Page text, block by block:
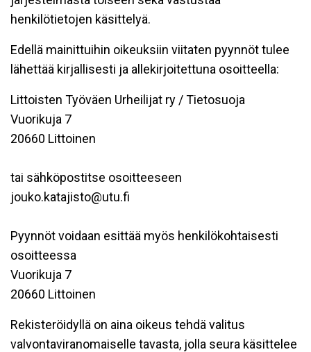
henkilötietojen käsittelyä.
Edellä mainittuihin oikeuksiin viitaten pyynnöt tulee
lähettää kirjallisesti ja allekirjoitettuna osoitteella:
Littoisten Työväen Urheilijat ry / Tietosuoja
Vuorikuja 7
20660 Littoinen
tai sähköpostitse osoitteeseen
jouko.katajisto@utu.fi
Pyynnöt voidaan esittää myös henkilökohtaisesti
osoitteessa
Vuorikuja 7
20660 Littoinen
Rekisteröidyllä on aina oikeus tehdä valitus
valvontaviranomaiselle tavasta, jolla seura käsittelee